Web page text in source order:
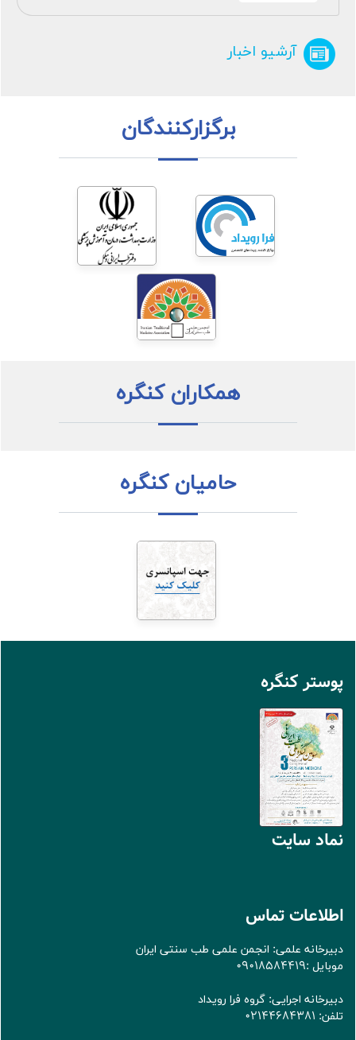
آرشیو اخبار
برگزارکنندگان
همکاران کنگره
حامیان کنگره
پوستر کنگره
نماد سايت
اطلاعات تماس
دبیرخانه علمی: انجمن علمی طب سنتی ایران
موبایل :09018584419
دبیرخانه اجرایی: گروه فرا رویداد
تلفن: 02144684381